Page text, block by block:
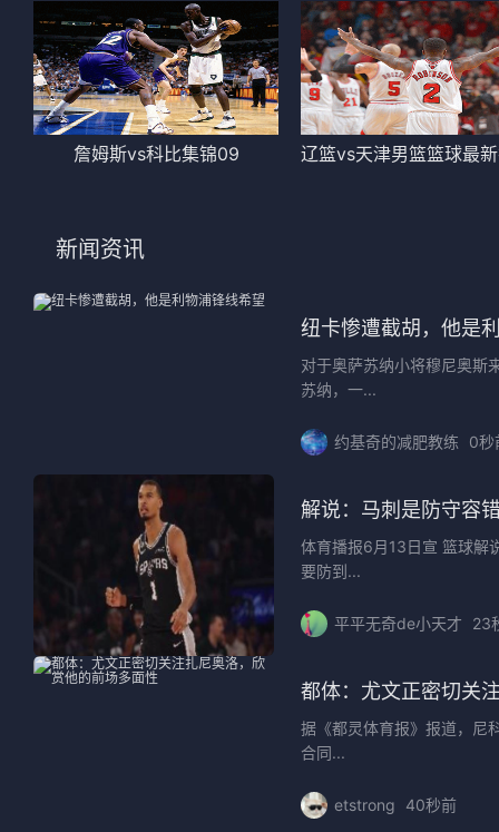
詹姆斯vs科比集锦09
新闻资讯
纽卡惨遭截胡，他是
对于奥萨苏纳小将穆尼奥斯
苏纳，一...
约基奇的减肥教练 0秒
解说：马刺是防守容
体育播报6月13日宣 篮球解
要防到...
平平无奇de小天才 23
都体：尤文正密切关
据《都灵体育报》报道，尼
合同...
etstrong 40秒前